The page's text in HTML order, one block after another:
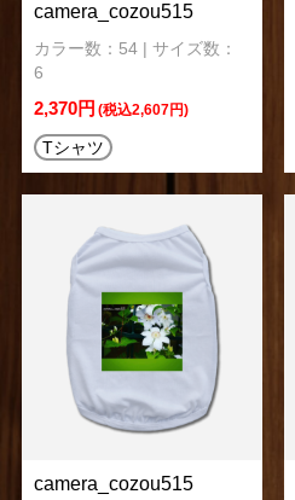
camera_cozou515
カラー数：54 | サイズ数：
6
2,370円 (税込2,607円)
Tシャツ
camera_cozou515